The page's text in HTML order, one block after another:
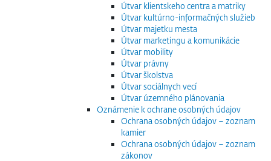
Útvar klientskeho centra a matriky
Útvar kultúrno-informačných služieb
Útvar majetku mesta
Útvar marketingu a komunikácie
Útvar mobility
Útvar právny
Útvar školstva
Útvar sociálnych vecí
Útvar územného plánovania
Oznámenie k ochrane osobných údajov
Ochrana osobných údajov – zoznam
kamier
Ochrana osobných údajov – zoznam
zákonov